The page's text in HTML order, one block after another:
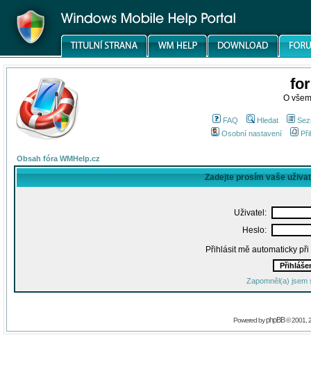
O
FAQ Hledat
Osobní nastavení
Obsah fóra WMHelp.cz
Zadejte prosím vaše
Uživatel:
Heslo:
Přihlásit mě automaticky
Zapomněl(a) jsem
Powered byphpBB© 2001,